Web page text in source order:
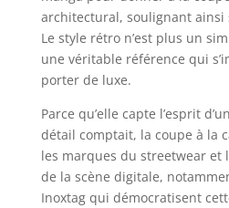
architectural, soulignant
Le style rétro n’est plus un
une véritable référence qui
porter de luxe.
Parce qu’elle capte l’esprit
détail comptait, la coupe à la
les marques du streetwear et
de la scène digitale,
Inoxtag qui démocratisent